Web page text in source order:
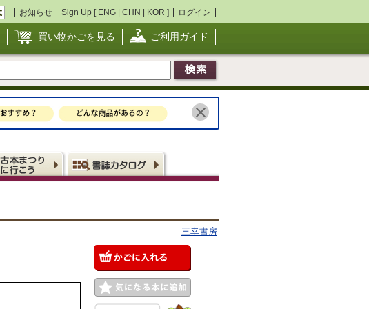
お知らせ Sign Up [ ENG | CHN | KOR ] ログイン
買い物かごを見る ご利用ガイド
三幸書房